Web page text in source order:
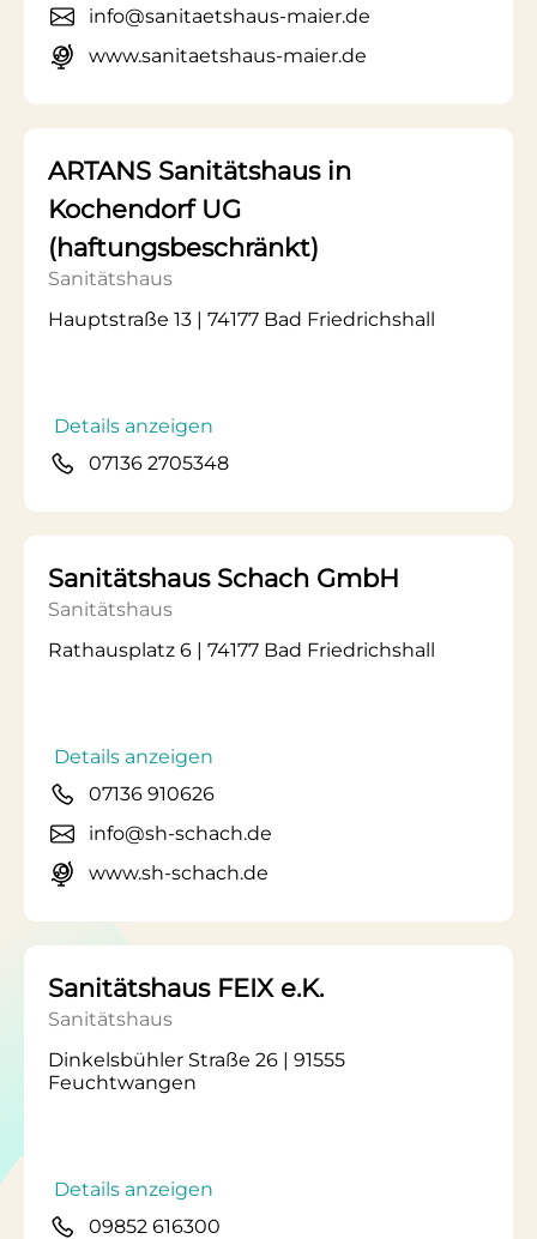
info@sanitaetshaus-maier.de
www.sanitaetshaus-maier.de
ARTANS Sanitätshaus in
Kochendorf UG
(haftungsbeschränkt)
Sanitätshaus
Hauptstraße 13 | 74177 Bad Friedrichshall
Details anzeigen
07136 2705348
Sanitätshaus Schach GmbH
Sanitätshaus
Rathausplatz 6 | 74177 Bad Friedrichshall
Details anzeigen
07136 910626
info@sh-schach.de
www.sh-schach.de
Sanitätshaus FEIX e.K.
Sanitätshaus
Dinkelsbühler Straße 26 | 91555
Feuchtwangen
Details anzeigen
09852 616300